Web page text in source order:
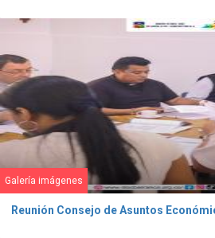
Galería imágenes
Reunión Consejo de Asuntos